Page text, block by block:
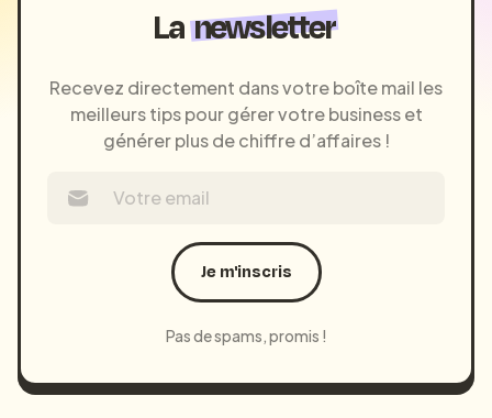
Lanewsletter
Recevez directement dans votre boîte mail les
meilleurs tips pour gérer votre business et
générer plus de chiffre d’affaires !
Je m'inscris
Pas de spams, promis !